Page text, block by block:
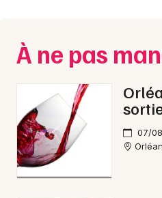
Concerts
Sports
Soirées
Sorties famille
Nice
Paris
Strasbourg
Toulouse
Toutes les villes
À ne pas
07/